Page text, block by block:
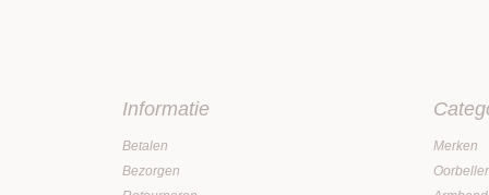
Informatie
Betalen
Bezorgen
Merken